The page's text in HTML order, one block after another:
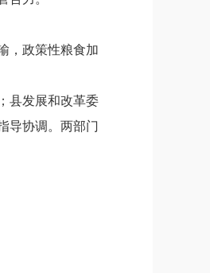
，政策性粮食加
县发展和改革委
导协调。两部门